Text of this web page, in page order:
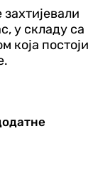
у складу са
која постоји